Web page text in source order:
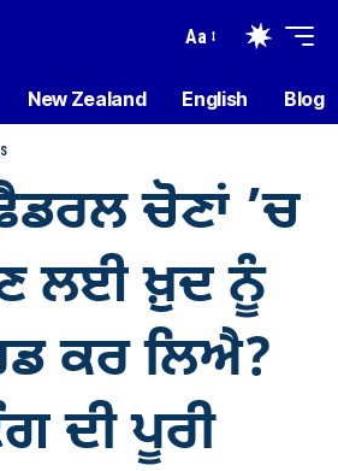
Aa
New Zealand English Blog
ਚੋਣਾਂ ’ਚ
ਲਈ ਖ਼ੁਦ ਨੂੰ
ਕਰ ਲਿਐ?
ਦੀ ਪੂਰੀ